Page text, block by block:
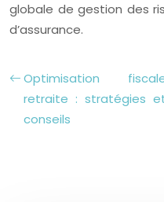
globale de gestion des
d’assurance.
Optimisation
retraite : stratégies
conseils